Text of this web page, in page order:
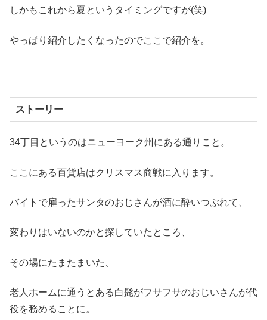
しかもこれから夏というタイミングですが(笑)
やっぱり紹介したくなったのでここで紹介を。
ストーリー
34丁目というのはニューヨーク州にある通りこと。
ここにある百貨店はクリスマス商戦に入ります。
バイトで雇ったサンタのおじさんが酒に酔いつぶれて、
変わりはいないのかと探していたところ、
その場にたまたまいた、
老人ホームに通うとある白髭がフサフサのおじいさんが代
役を務めることに。